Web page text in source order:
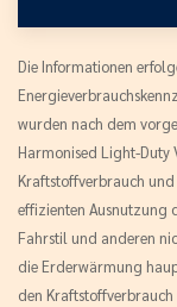
Die Informationen
wurden nach dem
Harmonised Light-Duty
Kraftstoffverbrauch und
effizienten Ausnutzung
Fahrstil und anderen
die Erderwärmung
den Kraftstoffverbrauch